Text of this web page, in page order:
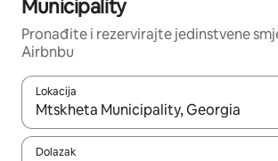
Municipality
Pronađite i rezervirajte jedinstvene
Airbnbu
Lokacija
Kada budu dostupni rezultati, moći ćete
Dolazak